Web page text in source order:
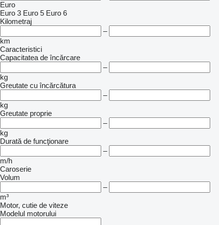
Euro
Euro 3 Euro 5 Euro 6
Kilometraj
–
km
Caracteristici
Capacitatea de încărcare
–
kg
Greutate cu încărcătura
–
kg
Greutate proprie
–
kg
Durată de funcţionare
–
m/h
Caroserie
Volum
–
m³
Motor, cutie de viteze
Modelul motorului